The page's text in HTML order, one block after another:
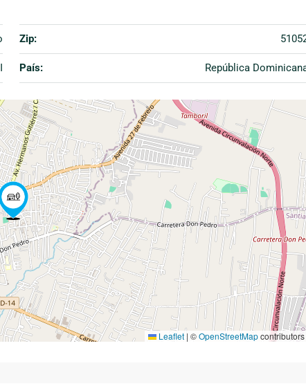
Zip:
País: República
Leaflet | ©OpenStreetMapcontributors